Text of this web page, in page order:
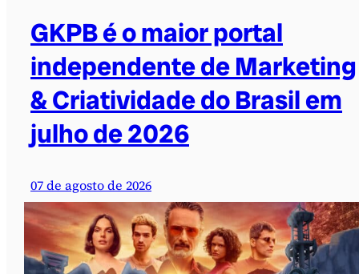
GKPB é o maior portal
independente de Marketing
& Criatividade do Brasil em
julho de 2026
07 de agosto de 2026